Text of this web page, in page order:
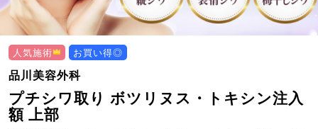
人気施術 お買い得◎
品川美容外科
プチシワ取り ボツリヌス・トキシン注入
額 上部